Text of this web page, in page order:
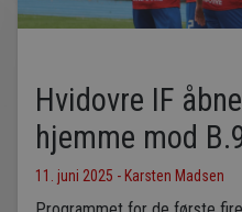
Hvidovre IF
hjemme mod
11. juni 2025 - Karsten Madsen